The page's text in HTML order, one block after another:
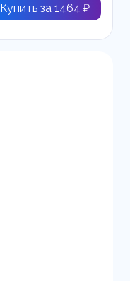
Купить за 1464 ₽